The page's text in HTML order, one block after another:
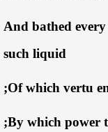
And bathed
such liquid
Of which vertu